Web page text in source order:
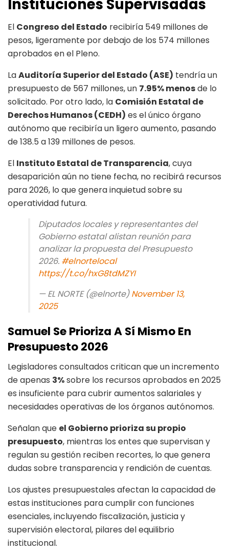
Instituciones Supervisadas
El Congreso del Estado recibiría 549 millones de
pesos, ligeramente por debajo de los 574 millones
aprobados en el Pleno.
LaAuditoría Superior del Estado (ASE) tendría un
presupuesto de 567 millones, un 7.95% menosde lo
solicitado. Por otro lado, la Comisión Estatal de
Derechos Humanos (CEDH) es el único órgano
autónomo que recibiría un ligero aumento, pasando
de 138.5 a 139 millones de pesos.
El Instituto Estatal de Transparencia, cuya
desaparición aún no tiene fecha, no recibirá recursos
para 2026, lo que genera inquietud sobre su
operatividad futura.
Diputados locales y representantes del
Gobierno estatal alistan reunión para
analizar la propuesta del Presupuesto
2026. #elnortelocal
https://t.co/hxG8tdMZYI
— EL NORTE (@elnorte)November 13,
2025
Samuel Se Prioriza A Sí Mismo En
Presupuesto 2026
Legisladores consultados critican que un incremento
de apenas 3%sobre los recursos aprobados en 2025
es insuficiente para cubrir aumentos salariales y
necesidades operativas de los órganos autónomos.
Señalan que el Gobierno prioriza su propio
presupuesto, mientras los entes que supervisan y
regulan su gestión reciben recortes, lo que genera
dudas sobre transparencia y rendición de cuentas.
Los ajustes presupuestales afectan la capacidad de
estas instituciones para cumplir con funciones
esenciales, incluyendo fiscalización, justicia y
supervisión electoral, pilares del equilibrio
institucional.